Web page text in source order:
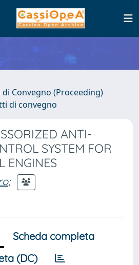
Convegno (Proceeding)
di convegno
ANTI-
SYSTEM FOR
ENGINES
;
Scheda completa
(DC)